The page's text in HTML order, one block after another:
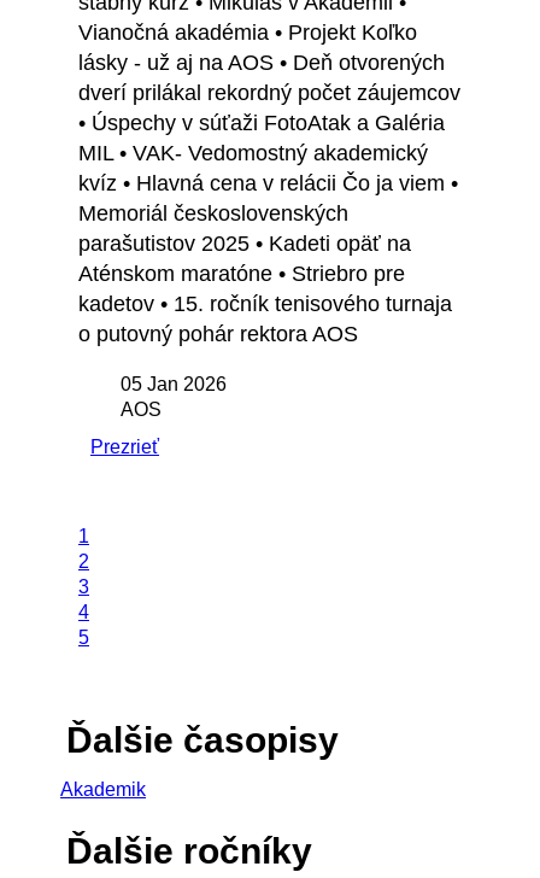
Vianočná akadémia • Projekt Koľko
lásky - už aj na AOS • Deň otvorených
dverí prilákal rekordný počet záujemcov
• Úspechy v súťaži FotoAtak a Galéria
MIL • VAK- Vedomostný akademický
kvíz • Hlavná cena v relácii Čo ja viem •
Memoriál československých
parašutistov 2025 • Kadeti opäť na
Aténskom maratóne • Striebro pre
kadetov • 15. ročník tenisového turnaja
o putovný pohár rektora AOS
05 Jan 2026
AOS
Prezrieť
1
2
3
4
5
Ďalšie časopisy
Akademik
Ďalšie ročníky